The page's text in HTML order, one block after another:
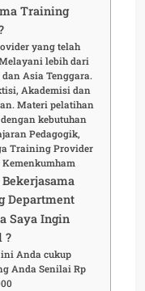
Training
yang telah
lebih dari
Asia Tenggara.
Akademisi dan
Materi pelatihan
kebutuhan
Pedagogik,
Training Provider
Department
Saya Ingin
?
Anda cukup
Anda Senilai Rp